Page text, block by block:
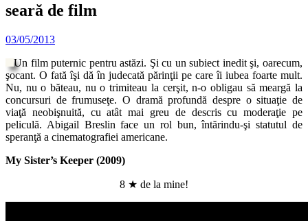
seară de film
03/05/2013
Un film puternic pentru astăzi. Şi cu un subiect inedit şi, oarecum,
şocant. O fată îşi dă în judecată părinţii pe care îi iubea foarte mult.
Nu, nu o băteau, nu o trimiteau la cerşit, n-o obligau să meargă la
concursuri de frumuseţe. O dramă profundă despre o situaţie de
viaţă neobişnuită, cu atât mai greu de descris cu moderaţie pe
peliculă. Abigail Breslin face un rol bun, întărindu-şi statutul de
speranţă a cinematografiei americane.
My Sister’s Keeper (2009)
8 ★ de la mine!